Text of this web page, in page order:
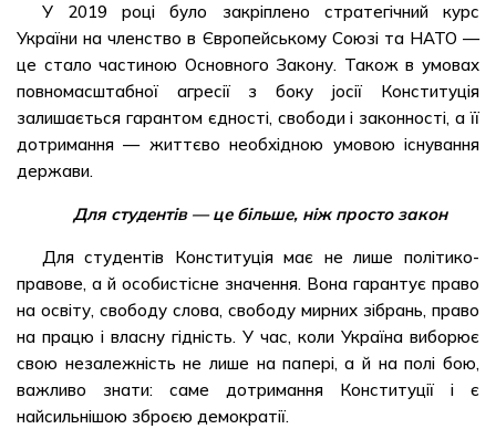
У 2019 році було закріплено стратегічний курс
України на членство в Європейському Союзі та НАТО —
це стало частиною Основного Закону. Також в умовах
повномасштабної агресії з боку jосії Конституція
залишається гарантом єдності, свободи і законності, а її
дотримання — життєво необхідною умовою існування
держави.
Для студентів — це більше, ніж просто закон
Для студентів Конституція має не лише політико-
правове, а й особистісне значення. Вона гарантує право
на освіту, свободу слова, свободу мирних зібрань, право
на працю і власну гідність. У час, коли Україна виборює
свою незалежність не лише на папері, а й на полі бою,
важливо знати: саме дотримання Конституції і є
найсильнішою зброєю демократії.